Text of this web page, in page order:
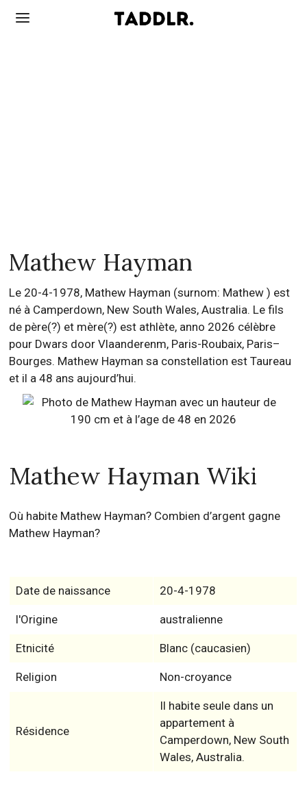
Mathew Hayman
Le 20-4-1978, Mathew Hayman (surnom: Mathew ) est
né à Camperdown, New South Wales, Australia. Le fils
de père(?) et mère(?) est athlète, anno 2026 célèbre
pour Dwars door Vlaanderenm, Paris-Roubaix, Paris–
Bourges. Mathew Hayman sa constellation est Taureau
et il a 48 ans aujourd’hui.
Mathew Hayman Wiki
Où habite Mathew Hayman? Combien d’argent gagne
Mathew Hayman?
Date de naissance 20-4-1978
l'Origine australienne
Etnicité Blanc (caucasien)
Religion Non-croyance
Résidence
Il habite seule dans un
appartement à
Camperdown, New South
Wales, Australia.